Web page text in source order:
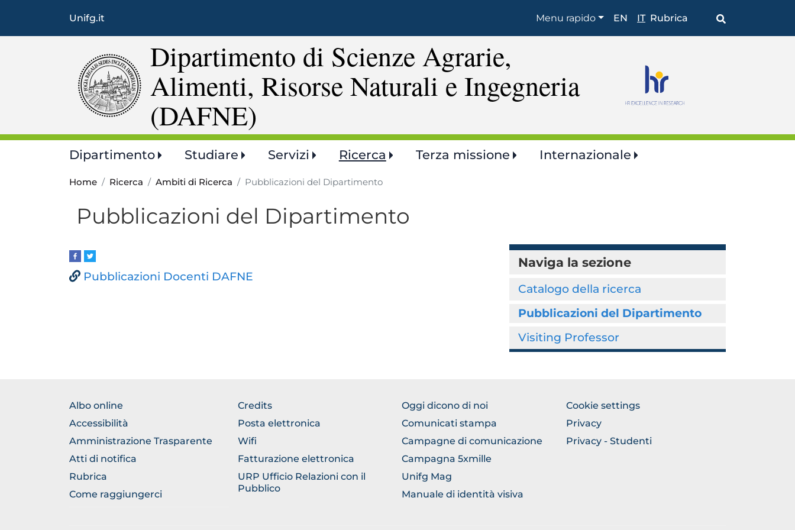
contenuto
principale
Unifg.it Shortcuts
Menu rapido EN IT Rubrica
Dipartimento di Scienze Agrarie,
Alimenti, Risorse Naturali e Ingegneria
(DAFNE)
Main
navigation
Dipartimento Studiare Servizi Ricerca Terza missione Internazionale
Home Ricerca Ambiti di Ricerca Pubblicazioni del Dipartimento
Pubblicazioni del Dipartimento
Pubblicazioni Docenti DAFNE
Naviga la sezione
Catalogo della ricerca
Pubblicazioni del Dipartimento
Visiting Professor
FOOTER
NORMATIVA
Albo online
Accessibilità
Amministrazione Trasparente
Atti di notifica
Rubrica
Come raggiungerci
FOOTER
GENERICO
Credits
Posta elettronica
Wifi
Fatturazione elettronica
URP Ufficio Relazioni con il
Pubblico
FOOTER
COMUNICAZIONE
Oggi dicono di noi
Comunicati stampa
Campagne di comunicazione
Campagna 5xmille
Unifg Mag
Manuale di identità visiva
FOOTER
COLONNA
DESTRA
Cookie settings
Privacy
Privacy - Studenti